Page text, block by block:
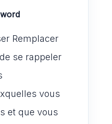
Remplacer
se rappeler
vous
et que vous